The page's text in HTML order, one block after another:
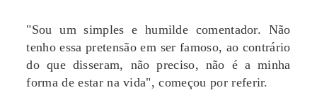
"Sou um simples e humilde comentador. Não
tenho essa pretensão em ser famoso, ao contrário
do que disseram, não preciso, não é a minha
forma de estar na vida", começou por referir.